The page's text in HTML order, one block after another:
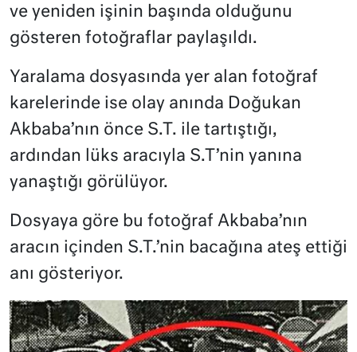
ve yeniden işinin başında olduğunu
gösteren fotoğraflar paylaşıldı.
Yaralama dosyasında yer alan fotoğraf
karelerinde ise olay anında Doğukan
Akbaba’nın önce S.T. ile tartıştığı,
ardından lüks aracıyla S.T’nin yanına
yanaştığı görülüyor.
Dosyaya göre bu fotoğraf Akbaba’nın
aracın içinden S.T.’nin bacağına ateş ettiği
anı gösteriyor.